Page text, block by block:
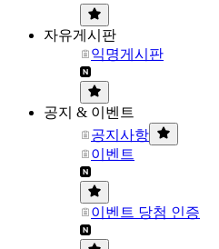
자유게시판
익명게시판
공지 & 이벤트
공지사항
이벤트
이벤트 당첨 인증